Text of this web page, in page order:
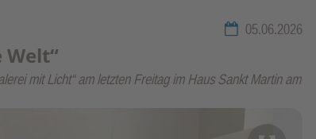
Rubrik:05.06.2026
Welt“
mit Licht“ am letzten Freitag im Haus Sankt Martin am